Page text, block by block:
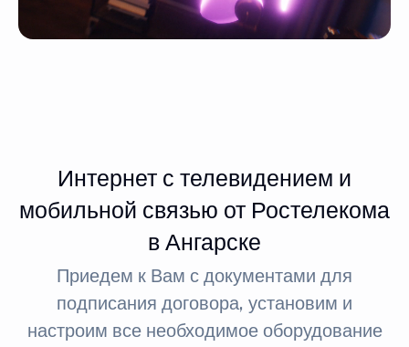
Интернет с телевидением и
мобильной связью от Ростелекома
в Ангарске
Приедем к Вам с документами для
подписания договора, установим и
настроим все необходимое оборудование